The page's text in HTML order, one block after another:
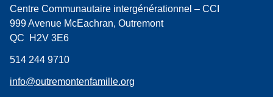
Centre Communautaire intergénérationnel – CCI
999 Avenue McEachran, Outremont
QC H2V 3E6
514 244 9710
info@outremontenfamille.org